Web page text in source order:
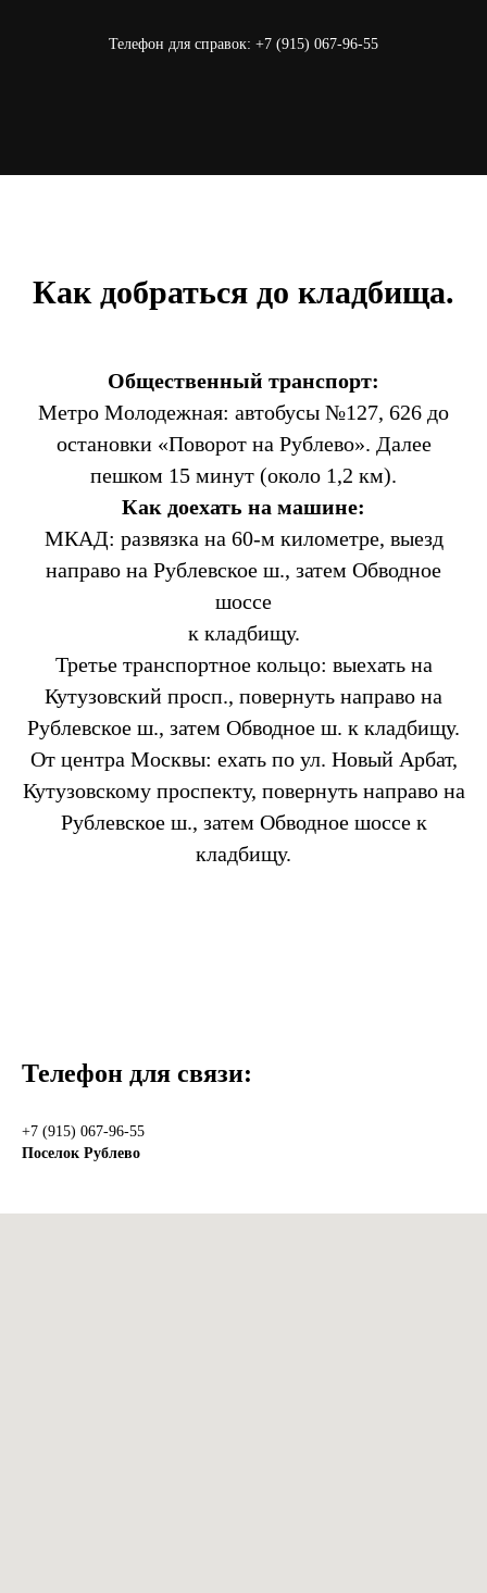
Телефон для справок: +7 (915) 067-96-55
Как добраться до кладбища.
Общественный транспорт:
Метро Молодежная: автобусы №127, 626 до
остановки «Поворот на Рублево». Далее
пешком 15 минут (около 1,2 км).
Как доехать на машине:
МКАД: развязка на 60-м километре, выезд
направо на Рублевское ш., затем Обводное
шоссе
к кладбищу.
Третье транспортное кольцо: выехать на
Кутузовский просп., повернуть направо на
Рублевское ш., затем Обводное ш. к кладбищу.
От центра Москвы: ехать по ул. Новый Арбат,
Кутузовскому проспекту, повернуть направо на
Рублевское ш., затем Обводное шоссе к
кладбищу.
Телефон для связи:
+7 (915) 067-96-55
Поселок Рублево